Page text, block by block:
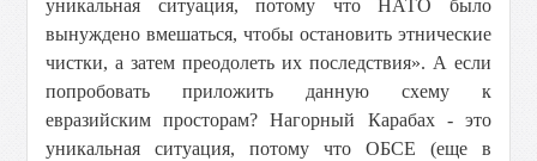
уникальная ситуация, потому что НАТО было
вынуждено вмешаться, чтобы остановить этнические
чистки, а затем преодолеть их последствия». А если
попробовать приложить данную схему к
евразийским просторам? Нагорный Карабах - это
уникальная ситуация, потому что ОБСЕ (еще в